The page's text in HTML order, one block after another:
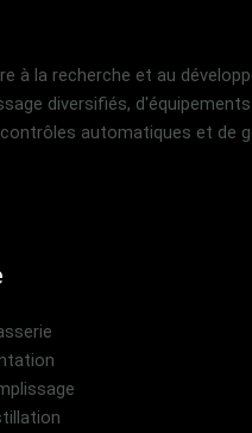
à la recherche et au
diversifiés, d'équipements
automatiques et de